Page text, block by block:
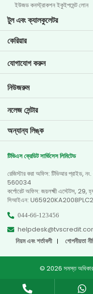
ইউজড কনস্ট্রাকশন ইকুইপমেন্ট লোন
টুল এবং ক্যালকুলেটর
ইএমআই ক্যালকুলেটর
টু-হুইলার লোনের ইএমআই
গাড়ির ভ্যালুয়েশন টুল
কেরিয়ার
বর্তমান কর্মখালি
যোগাযোগ করুন
নিউজরুম
নলেজ সেন্টার
ব্লগ
এফএকিউ-গুলি
প্রশংসাপত্র
ফটো গ্যালারি
ভিডিও গ্যালারি
অন্যান্য লিঙ্ক
ডিলার লোকেটর
সাইটম্যাপ
টিভিএস ক্রেডিট সার্ভিসেস লিমিটেড
রেজিস্টার করা অফিস: টিভিআর প্রাইড,
560034
কর্পোরেট অফিস: জয়লক্ষ্মী এস্টেটস,
সিআইএন:
044-66-123456
নিয়ম এবং শর্তাবলী
গোপনীয়তা
© 2026 সমস্ত অধিকার